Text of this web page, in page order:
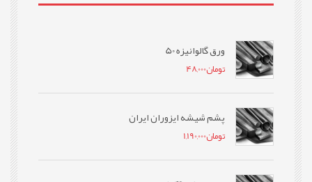
ورق گالوانیزه 50
تومان48,000
پشم شیشه ایزوران ایران
تومان1,190,000